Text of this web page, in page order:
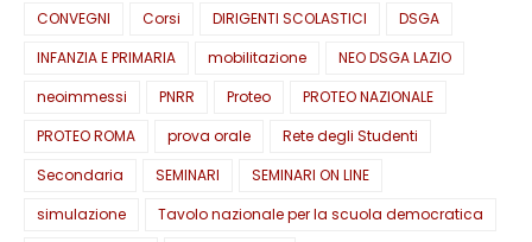
CONVEGNI
Corsi DIRIGENTI SCOLASTICI
DSGA
INFANZIA E PRIMARIA
mobilitazione
NEO DSGA LAZIO
neoimmessi
PNRR Proteo
PROTEO NAZIONALE
PROTEO ROMA
prova orale
Rete degli Studenti
Secondaria
SEMINARI
SEMINARI ON LINE
simulazione
Tavolo nazionale per la scuola democratica